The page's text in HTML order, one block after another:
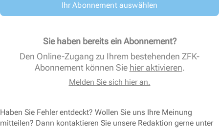
Ihr Abonnement auswählen
Sie haben bereits ein Abonnement?
Den Online-Zugang zu Ihrem bestehenden ZFK-
Abonnement können Sie hier aktivieren.
Melden Sie sich hier an.
Haben Sie Fehler entdeckt? Wollen Sie uns Ihre Meinung
mitteilen? Dann kontaktieren Sie unsere Redaktion gerne unter